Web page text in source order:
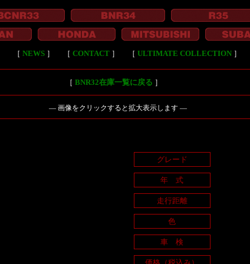
［ NEWS］ ［ CONTACT］ ［ ULTIMATE COLLECTION］
［ BNR32在庫一覧に戻る ］
― 画像をクリックすると拡大表示します ―
グレード
年 式
走行距離
色
車 検